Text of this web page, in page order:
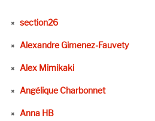
section26
Alexandre Gimenez-Fauvety
Alex Mimikaki
Angélique Charbonnet
Anna HB